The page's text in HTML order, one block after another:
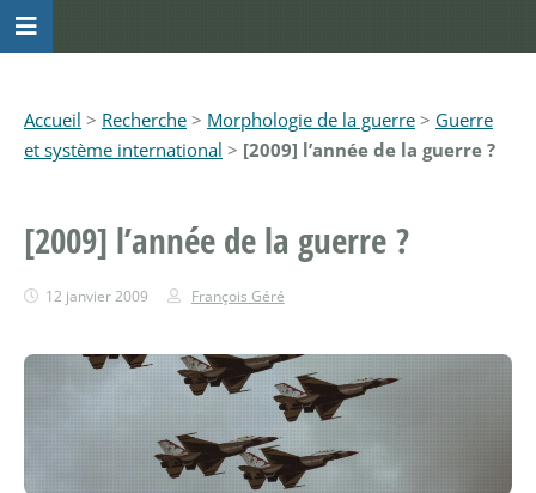
Accueil > Recherche > Morphologie de la guerre > Guerre
et système international > [2009] l’année de la guerre ?
[2009] l’année de la guerre ?
12 janvier 2009 François Géré